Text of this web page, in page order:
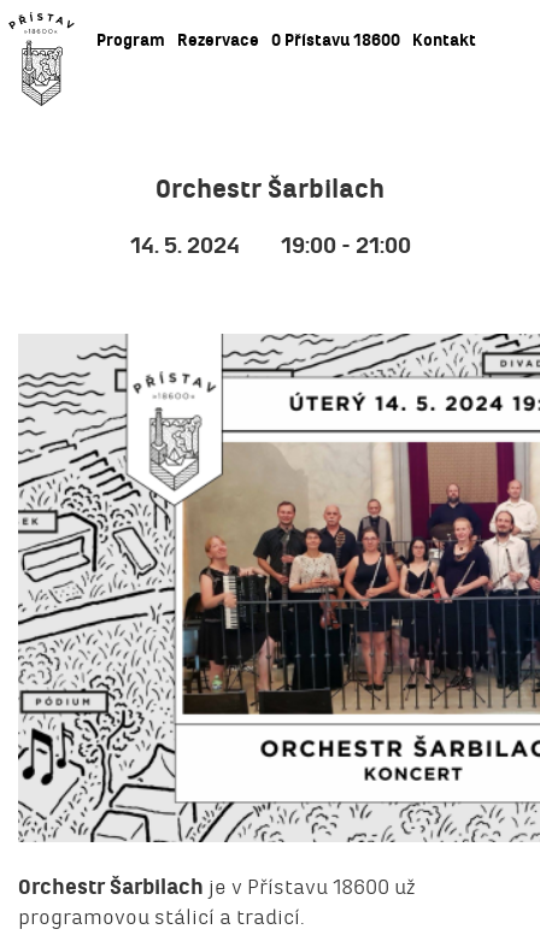
Program Rezervace O Přístavu 18600 Kontakt
Orchestr Šarbilach
14. 5. 2024 19:00 - 21:00
Orchestr Šarbilach je v Přístavu 18600 už
programovou stálicí a tradicí.